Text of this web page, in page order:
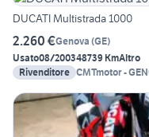
DUCATI Multistrada 1000
2.260 €Genova (GE)
Usato08/200348739 KmAltro
Rivenditore CMTmotor -